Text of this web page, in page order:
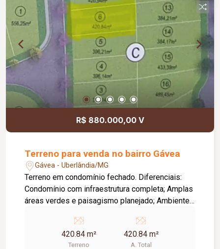
R$ 880.000,00 V
Terreno para venda no bairro Gávea
Gávea - Uberlândia/MG
Terreno em condomínio fechado. Diferenciais:
Condomínio com infraestrutura completa; Amplas
áreas verdes e paisagismo planejado; Ambiente
Excelente opção para construção residencial;
Local com alto potencial de valorização
420.84 m²
Terreno
420.84 m²
A. Total